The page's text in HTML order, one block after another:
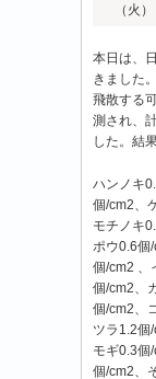
（火）
本日は、
きました
飛散する
測され、
した。結
ハンノキ
個/cm2、
モチノキ
ポウ0.6個
個/cm2 、
個/cm2、
個/cm2、
ツラ1.2個
モギ0.3個
個/cm2、